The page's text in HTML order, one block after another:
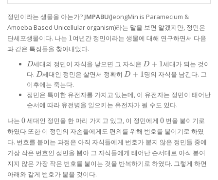
정민이라는 생물을 아는가? JMPABU(JeongMin is Paramecium &
Amoeba Based Unicellular organism)라는 말을 보면 알겠지만, 정민은
단세포생물이다. 나는 11여년간 정민이라는 생물에 대해 연구하면서 다음
과 같은 특징들을 찾아내었다.
D
D세대의 정민이 자식을 낳으면 그 자식은D
+
D + 1세대가 되는 것이
다. D
D세대인 정민은 살면서 정확히D
1
D + 1명의 자식을 남긴다. 그
이후에는 죽는다.
정민은 특이한 유전자를 가지고 있는데, 이 유전자는 정민이 태어난
순서에 따라 유전병을 일으키는 유전자가 될 수도 있다.
나는 0
0세대인 정민을 한 마리 가지고 있고, 이 정민에게 0
0 번을 붙이기로
하였다.또한 이 정민의 자손들에게도 편의를 위해 번호를 붙이기로 하였
다. 번호를 붙이는 과정은 아직 자식들에게 번호가 붙지 않은 정민들 중에
가장 작은 번호인 정민을 뽑아 그 자식들에게 태어난 순서대로 아직 붙여
지지 않은 가장 작은 번호를 붙이는 것을 반복하기로 하였다. 그렇게 하면
아래와 같게 번호가 붙을 것이다.